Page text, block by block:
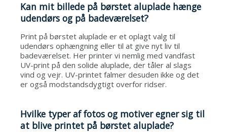
Kan mit billede på børstet aluplade hænge
udendørs og på badeværelset?
Print på børstet aluplade er et oplagt valg til
udendørs ophængning eller til at give nyt liv til
badeværelset. Her printer vi nemlig med vandfast
UV-print på den solide aluplade, der tåler al slags
vind og vejr. UV-printet falmer desuden ikke og det
er også modstandsdygtigt overfor ridser.
Hvilke typer af fotos og motiver egner sig til
at blive printet på børstet aluplade?